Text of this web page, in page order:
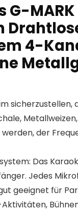
MARK
4-
sicherzustellen,
der
Das
Jedes
geeignet für